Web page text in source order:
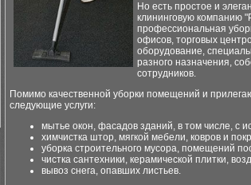
Но есть простое и
клининговую компанию
профессиональная
офисов, торговых
оборудование,
разного назначения,
сотрудников.
Помимо качественной уборки помещений и
следующие услуги:
мытье окон, фасадов зданий, в том числе, с
химчистка штор, мягкой мебели, ковров и
уборка строительного мусора, помещений
чистка сантехники, керамической плитки,
вывоз снега, опавших листьев.